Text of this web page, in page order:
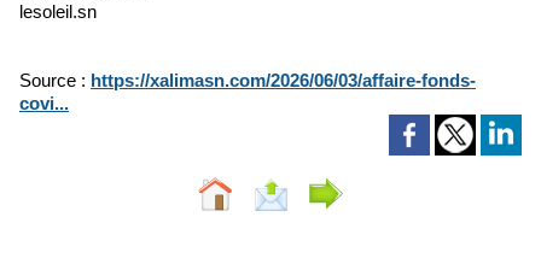
lesoleil.sn
Source : https://xalimasn.com/2026/06/03/affaire-fonds-
covi...